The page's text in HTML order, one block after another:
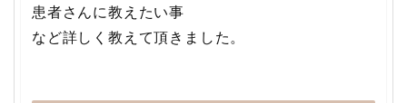
患者さんに教えたい事
など詳しく教えて頂きました。